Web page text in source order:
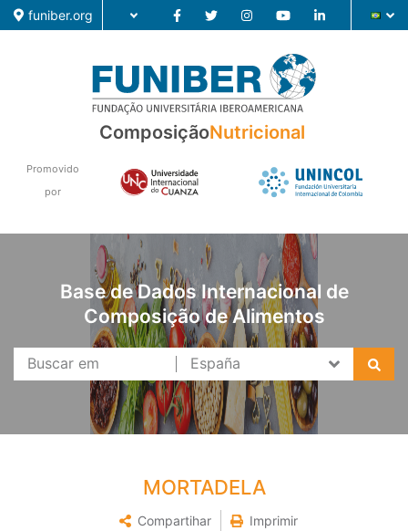
funiber.org
Formação
Pesquisa
Notícias
ComposiçãoNutricional
Promovido
por
Base de Dados Internacional de
Composição de Alimentos
MORTADELA
Compartihar Imprimir